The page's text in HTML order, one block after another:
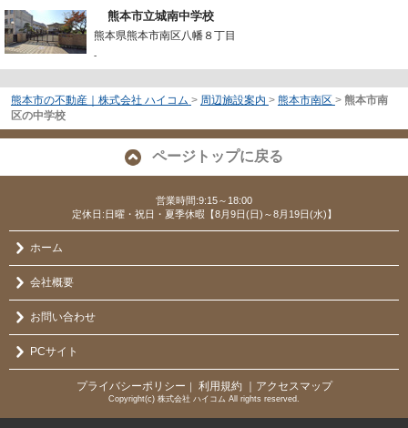
熊本市立城南中学校
熊本県熊本市南区八幡８丁目
-
熊本市の不動産｜株式会社 ハイコム > 周辺施設案内 > 熊本市南区 > 熊本市南
区の中学校
ページトップに戻る
営業時間:9:15～18:00
定休日:日曜・祝日・夏季休暇【8月9日(日)～8月19日(水)】
ホーム
会社概要
お問い合わせ
PCサイト
プライバシーポリシー ｜ 利用規約 ｜アクセスマップ
Copyright(c) 株式会社 ハイコム All rights reserved.